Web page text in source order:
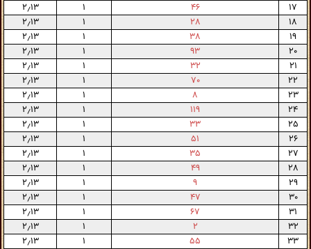
۱۷
۴۶ ۱
۲٫۱۳
۱۸
۲۸ ۱
۲٫۱۳
۱۹
۳۸ ۱
۲٫۱۳
۲۰
۹۳ ۱
۲٫۱۳
۲۱
۳۲ ۱
۲٫۱۳
۲۲
۷۰ ۱
۲٫۱۳
۲۳
۸ ۱
۲٫۱۳
۲۴
۱۱۹ ۱
۲٫۱۳
۲۵
۳۳ ۱
۲٫۱۳
۲۶
۵۱ ۱
۲٫۱۳
۲۷
۳۵ ۱
۲٫۱۳
۲۸
۴۹ ۱
۲٫۱۳
۲۹
۹ ۱
۲٫۱۳
۳۰
۴۷ ۱
۲٫۱۳
۳۱
۶۷ ۱
۲٫۱۳
۳۲
۲ ۱
۲٫۱۳
۳۳
۵۵ ۱ ۲٫۱۳